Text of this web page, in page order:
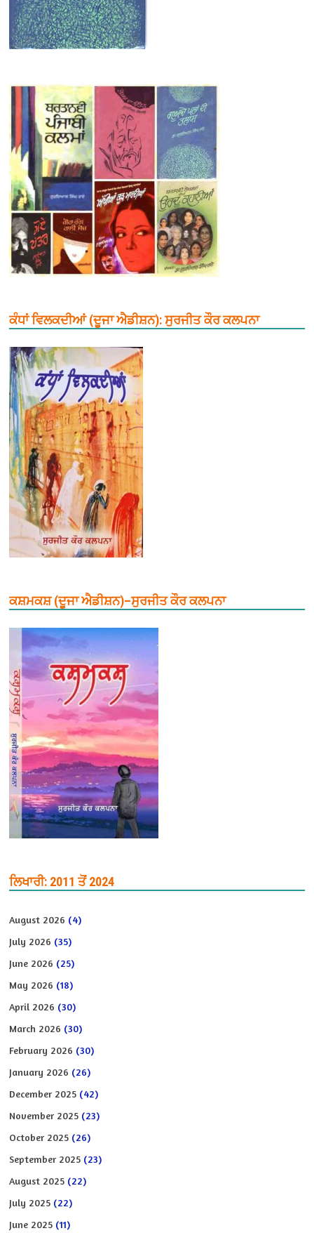
ਕੰਧਾਂ ਵਿਲਕਦੀਆਂ (ਦੂਜਾ ਐਡੀਸ਼ਨ): ਸੁਰਜੀਤ ਕੌਰ ਕਲਪਨਾ
ਕਸ਼ਮਕਸ਼ (ਦੂਜਾ ਐਡੀਸ਼ਨ)–ਸੁਰਜੀਤ ਕੌਰ ਕਲਪਨਾ
ਲਿਖਾਰੀ: 2011 ਤੋਂ 2024
August 2026 (4)
July 2026 (35)
June 2026 (25)
May 2026 (18)
April 2026 (30)
March 2026 (30)
February 2026 (30)
January 2026 (26)
December 2025 (42)
November 2025 (23)
October 2025 (26)
September 2025 (23)
August 2025 (22)
July 2025 (22)
June 2025 (11)